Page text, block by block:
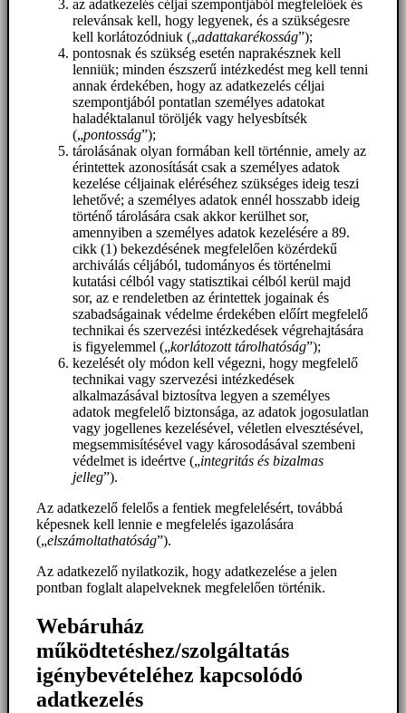
az adatkezelés céljai szempontjából megfelelőek és
relevánsak kell, hogy legyenek, és a szükségesre
kell korlátozódniuk („adattakarékosság”);
pontosnak és szükség esetén naprakésznek kell
lenniük; minden észszerű intézkedést meg kell tenni
annak érdekében, hogy az adatkezelés céljai
szempontjából pontatlan személyes adatokat
haladéktalanul töröljék vagy helyesbítsék
(„pontosság”);
tárolásának olyan formában kell történnie, amely az
érintettek azonosítását csak a személyes adatok
kezelése céljainak eléréséhez szükséges ideig teszi
lehetővé; a személyes adatok ennél hosszabb ideig
történő tárolására csak akkor kerülhet sor,
amennyiben a személyes adatok kezelésére a 89.
cikk (1) bekezdésének megfelelően közérdekű
archiválás céljából, tudományos és történelmi
kutatási célból vagy statisztikai célból kerül majd
sor, az e rendeletben az érintettek jogainak és
szabadságainak védelme érdekében előírt megfelelő
technikai és szervezési intézkedések végrehajtására
is figyelemmel („korlátozott tárolhatóság”);
kezelését oly módon kell végezni, hogy megfelelő
technikai vagy szervezési intézkedések
alkalmazásával biztosítva legyen a személyes
adatok megfelelő biztonsága, az adatok jogosulatlan
vagy jogellenes kezelésével, véletlen elvesztésével,
megsemmisítésével vagy károsodásával szembeni
védelmet is ideértve („integritás és bizalmas
jelleg”).
Az adatkezelő felelős a fentiek megfelelésért, továbbá
képesnek kell lennie e megfelelés igazolására
(„elszámoltathatóság”).
Az adatkezelő nyilatkozik, hogy adatkezelése a jelen
pontban foglalt alapelveknek megfelelően történik.
Webáruház
működtetéshez/szolgáltatás
igénybevételéhez kapcsolódó
adatkezelés